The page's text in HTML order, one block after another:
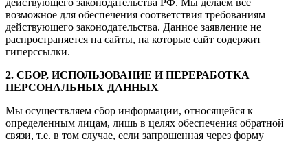
действующего законодательства РФ. Мы делаем все
возможное для обеспечения соответствия требованиям
действующего законодательства. Данное заявление не
распространяется на сайты, на которые сайт содержит
гиперссылки.
2. СБОР, ИСПОЛЬЗОВАНИЕ И ПЕРЕРАБОТКА
ПЕРСОНАЛЬНЫХ ДАННЫХ
Мы осуществляем сбор информации, относящейся к
определенным лицам, лишь в целях обеспечения обратной
связи, т.е. в том случае, если запрошенная через форму